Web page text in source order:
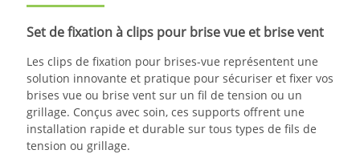
Set de fixation à clips pour brise vue et brise vent
Les clips de fixation pour brises-vue représentent une
solution innovante et pratique pour sécuriser et fixer vos
brises vue ou brise vent sur un fil de tension ou un
grillage. Conçus avec soin, ces supports offrent une
installation rapide et durable sur tous types de fils de
tension ou grillage.